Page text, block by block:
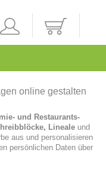
online gestalten
und Restaurants-
Lineale und
aus und personalisieren
persönlichen Daten über